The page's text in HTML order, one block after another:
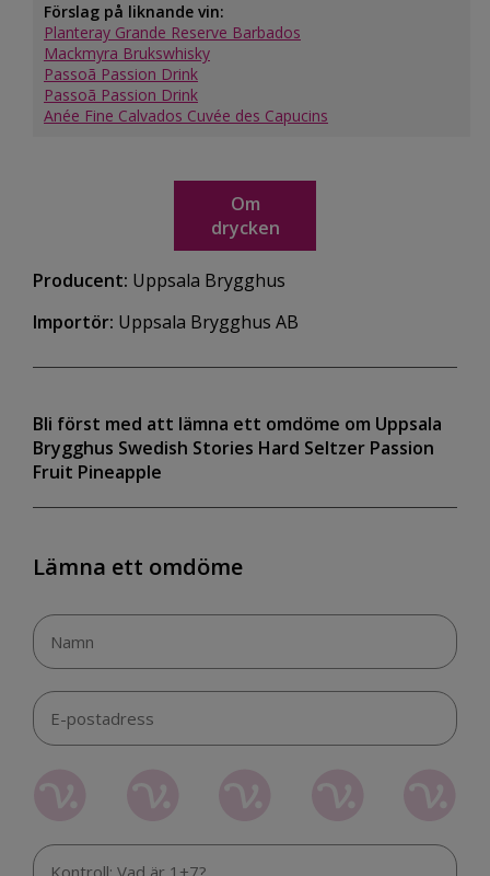
Förslag på liknande vin:
Planteray Grande Reserve Barbados
Mackmyra Brukswhisky
Passoã Passion Drink
Passoã Passion Drink
Anée Fine Calvados Cuvée des Capucins
Om
drycken
Producent: Uppsala Brygghus
Importör: Uppsala Brygghus AB
Bli först med att lämna ett omdöme om Uppsala
Brygghus Swedish Stories Hard Seltzer Passion
Fruit Pineapple
Lämna ett omdöme